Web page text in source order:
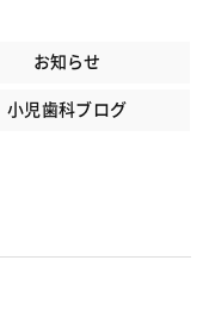
お知らせ
小児歯科ブログ